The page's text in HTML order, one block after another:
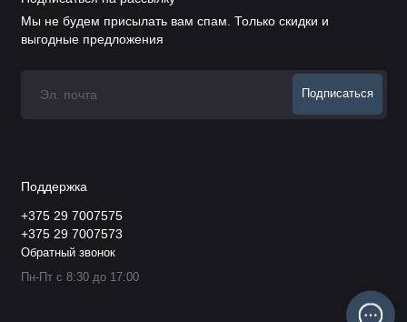
Мы не будем присылать вам спам. Только скидки и
выгодные предложения
Подписаться
Поддержка
+375 29 7007575
+375 29 7007573
Обратный звонок
Пн-Пт с 8:30 до 17:00